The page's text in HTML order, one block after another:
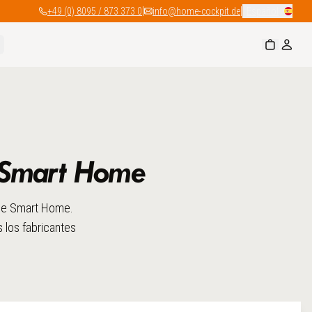
+49 (0) 8095 / 873 373 0| info@home-cockpit.de|
Home
Smart Home.
los fabricantes